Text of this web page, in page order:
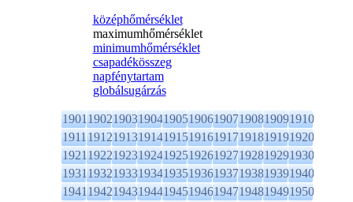
középhőmérséklet
maximumhőmérséklet
minimumhőmérséklet
csapadékösszeg
napfénytartam
globálsugárzás
1901190219031904190519061907190819091910
1911191219131914191519161917191819191920
1921192219231924192519261927192819291930
1931193219331934193519361937193819391940
1941194219431944194519461947194819491950